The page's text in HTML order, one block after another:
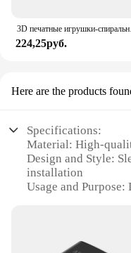
224,25руб.
Here are the products
Specifications:
Material: High-
Design and Style:
installation
Usage and
Performance and
performance and